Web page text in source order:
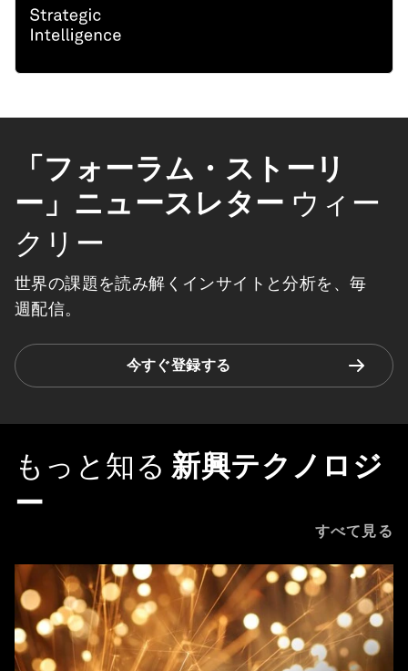
「フォーラム・ストーリ
ー」ニュースレター ウィー
クリー
世界の課題を読み解くインサイトと分析を、毎
週配信。
今すぐ登録する
もっと知る 新興テクノロジ
ー
すべて見る